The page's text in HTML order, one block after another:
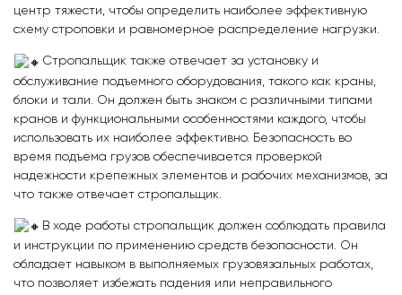
центр тяжести, чтобы определить наиболее эффективную
схему строповки и равномерное распределение нагрузки.
Стропальщик также отвечает за установку и
обслуживание подъемного оборудования, такого как краны,
блоки и тали. Он должен быть знаком с различными типами
кранов и функциональными особенностями каждого, чтобы
использовать их наиболее эффективно. Безопасность во
время подъема грузов обеспечивается проверкой
надежности крепежных элементов и рабочих механизмов, за
что также отвечает стропальщик.
В ходе работы стропальщик должен соблюдать правила
и инструкции по применению средств безопасности. Он
обладает навыком в выполняемых грузовязальных работах,
что позволяет избежать падения или неправильного